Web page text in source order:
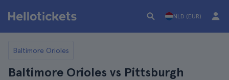
NLD (EUR)
Baltimore Orioles
Baltimore Orioles vs Pittsburgh